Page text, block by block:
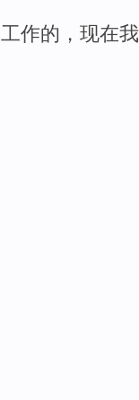
工作的 ， 现在我